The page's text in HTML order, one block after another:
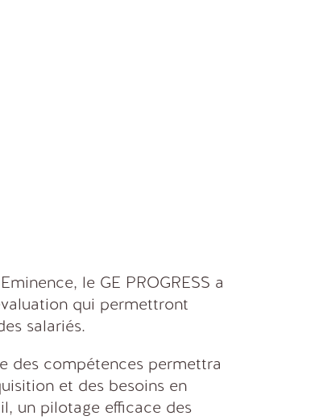
le GE PROGRESS a
qui permettront
salariés.
des compétences permettra
et des besoins en
un pilotage efficace des